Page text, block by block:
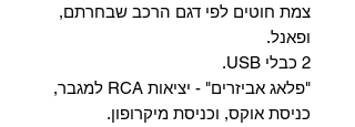
צמת חוטים לפי דגם הרכב שבחרתם,
ופאנל.
2 כבלי USB.
"פלאג אביזרים" - יציאות RCA למגבר,
כניסת אוקס, וכניסת מיקרופון.